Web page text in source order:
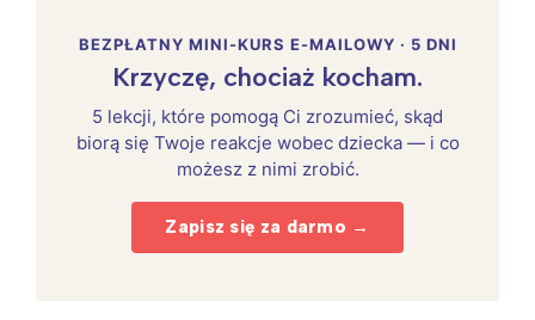
BEZPŁATNY MINI-KURS E-MAILOWY · 5 DNI
Krzyczę, chociaż kocham.
5 lekcji, które pomogą Ci zrozumieć, skąd
biorą się Twoje reakcje wobec dziecka — i co
możesz z nimi zrobić.
Zapisz się za darmo →